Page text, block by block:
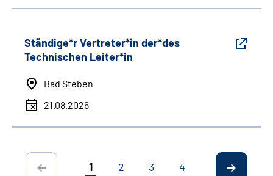
Ständige*r Vertreter*in der*des
Technischen Leiter*in
Bad Steben
21.08.2026
1 2 3 4